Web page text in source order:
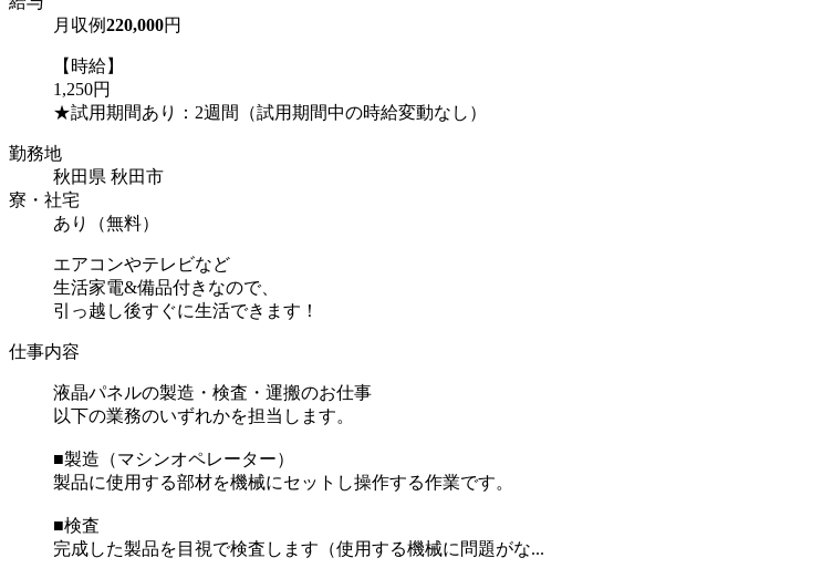
月収例220,000円
【時給】
1,250円
★試用期間あり：2週間（試用期間中の時給変動なし）
勤務地
秋田県 秋田市
寮・社宅
あり（無料）
エアコンやテレビなど
生活家電&備品付きなので、
引っ越し後すぐに生活できます！
仕事内容
液晶パネルの製造・検査・運搬のお仕事
以下の業務のいずれかを担当します。
■製造（マシンオペレーター）
製品に使用する部材を機械にセットし操作する作業です。
■検査
完成した製品を目視で検査します（使用する機械に問題がな...